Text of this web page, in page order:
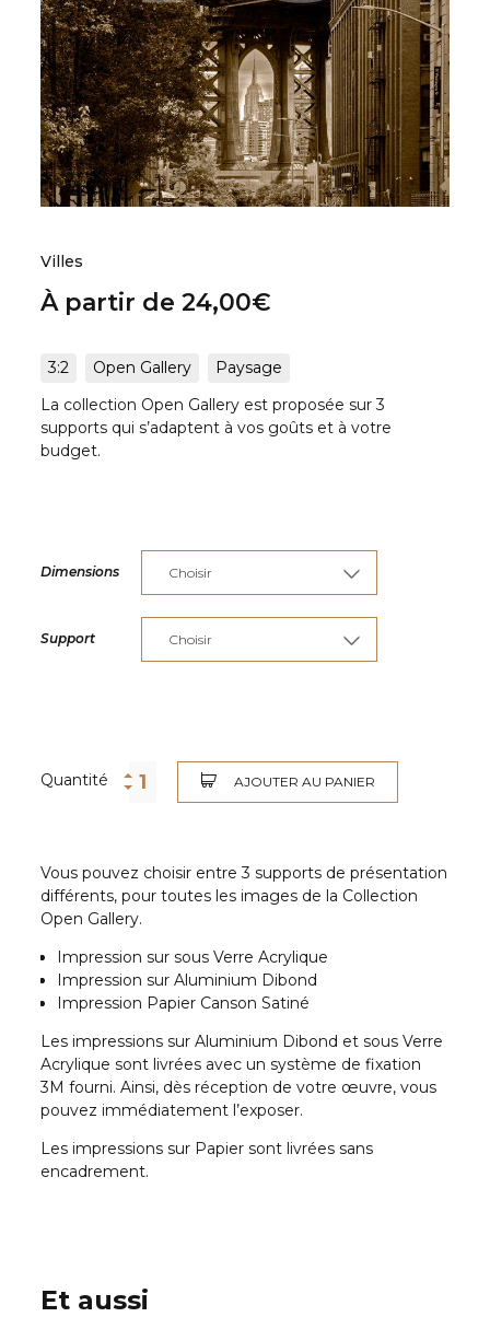
Villes
À partir de24,00€
3:2 Open Gallery
Paysage
La collection Open Gallery est proposée sur 3
supports qui s’adaptent à vos goûts et à votre
budget.
Dimensions
Support
Quantité AJOUTER AU PANIER
Vous pouvez choisir entre 3 supports de présentation
différents, pour toutes les images de la Collection
Open Gallery.
Impression sur sous Verre Acrylique
Impression sur Aluminium Dibond
Impression Papier Canson Satiné
Les impressions sur Aluminium Dibond et sous Verre
Acrylique sont livrées avec un système de fixation
3M fourni. Ainsi, dès réception de votre œuvre, vous
pouvez immédiatement l’exposer.
Les impressions sur Papier sont livrées sans
encadrement.
Et aussi